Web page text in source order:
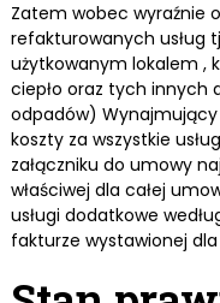
Zatem wobec wyraźnie
refakturowanych usług
użytkowanym lokalem ,
ciepło oraz tych innych
odpadów) Wynajmujący
koszty za wszystkie
załączniku do umowy
właściwej dla całej
usługi dodatkowe
fakturze wystawionej